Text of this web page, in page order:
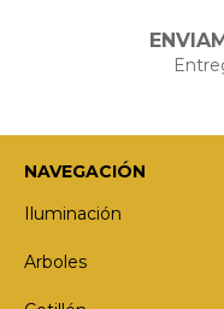
NAVEGACIÓN
Iluminación
Arboles